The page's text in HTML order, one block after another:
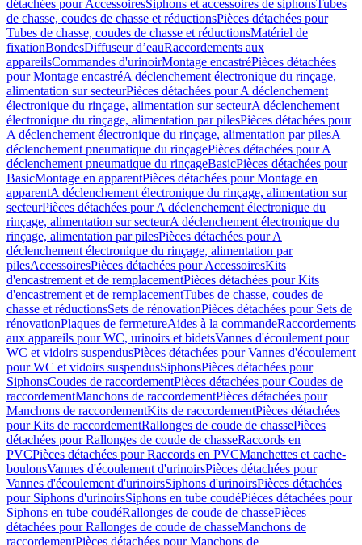
détachées pour AccessoiresSiphons et accessoires de siphonsTubes
de chasse, coudes de chasse et réductionsPièces détachées pour
Tubes de chasse, coudes de chasse et réductionsMatériel de
fixationBondesDiffuseur d’eauRaccordements aux
appareilsCommandes d'urinoirMontage encastréPièces détachées
pour Montage encastréA déclenchement électronique du rinçage,
alimentation sur secteurPièces détachées pour A déclenchement
électronique du rinçage, alimentation sur secteurA déclenchement
électronique du rinçage, alimentation par pilesPièces détachées pour
A déclenchement électronique du rinçage, alimentation par pilesA
déclenchement pneumatique du rinçagePièces détachées pour A
déclenchement pneumatique du rinçageBasicPièces détachées pour
BasicMontage en apparentPièces détachées pour Montage en
apparentA déclenchement électronique du rinçage, alimentation sur
secteurPièces détachées pour A déclenchement électronique du
rinçage, alimentation sur secteurA déclenchement électronique du
rinçage, alimentation par pilesPièces détachées pour A
déclenchement électronique du rinçage, alimentation par
pilesAccessoiresPièces détachées pour AccessoiresKits
d'encastrement et de remplacementPièces détachées pour Kits
d'encastrement et de remplacementTubes de chasse, coudes de
chasse et réductionsSets de rénovationPièces détachées pour Sets de
rénovationPlaques de fermetureAides à la commandeRaccordements
aux appareils pour WC, urinoirs et bidetsVannes d'écoulement pour
WC et vidoirs suspendusPièces détachées pour Vannes d'écoulement
pour WC et vidoirs suspendusSiphonsPièces détachées pour
SiphonsCoudes de raccordementPièces détachées pour Coudes de
raccordementManchons de raccordementPièces détachées pour
Manchons de raccordementKits de raccordementPièces détachées
pour Kits de raccordementRallonges de coude de chassePièces
détachées pour Rallonges de coude de chasseRaccords en
PVCPièces détachées pour Raccords en PVCManchettes et cache-
boulonsVannes d'écoulement d'urinoirsPièces détachées pour
Vannes d'écoulement d'urinoirsSiphons d'urinoirsPièces détachées
pour Siphons d'urinoirsSiphons en tube coudéPièces détachées pour
Siphons en tube coudéRallonges de coude de chassePièces
détachées pour Rallonges de coude de chasseManchons de
raccordementPièces détachées pour Manchons de